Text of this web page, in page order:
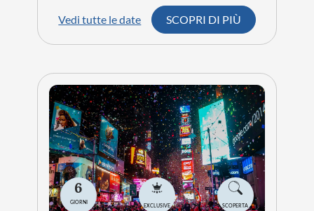
Vedi tutte le date SCOPRI DI PIÙ
6
GIORNI
EXCLUSIVE SCOPERTA